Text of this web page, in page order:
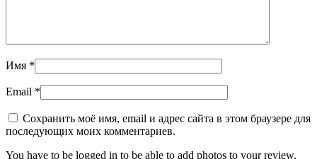
Имя *
Email *
Сохранить моё имя, email и адрес сайта в этом браузере для
последующих моих комментариев.
You have to be logged in to be able to add photos to your review.